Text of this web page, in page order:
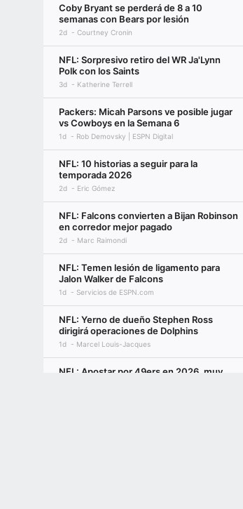
Coby Bryant se perderá de 8 a 10
semanas con Bears por lesión
2d Courtney Cronin
NFL: Sorpresivo retiro del WR Ja'Lynn
Polk con los Saints
3d Katherine Terrell
Packers: Micah Parsons ve posible jugar
vs Cowboys en la Semana 6
1d Rob Demovsky | ESPN Digital
NFL: 10 historias a seguir para la
temporada 2026
2d Eric Gómez
NFL: Falcons convierten a Bijan Robinson
en corredor mejor pagado
2d Marc Raimondi
NFL: Temen lesión de ligamento para
Jalon Walker de Falcons
1d Servicios de ESPN.com
NFL: Yerno de dueño Stephen Ross
dirigirá operaciones de Dolphins
1d Marcel Louis-Jacques
NFL: Apostar por 49ers en 2026, muy